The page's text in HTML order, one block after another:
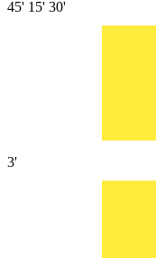
45' 15' 30'
3'